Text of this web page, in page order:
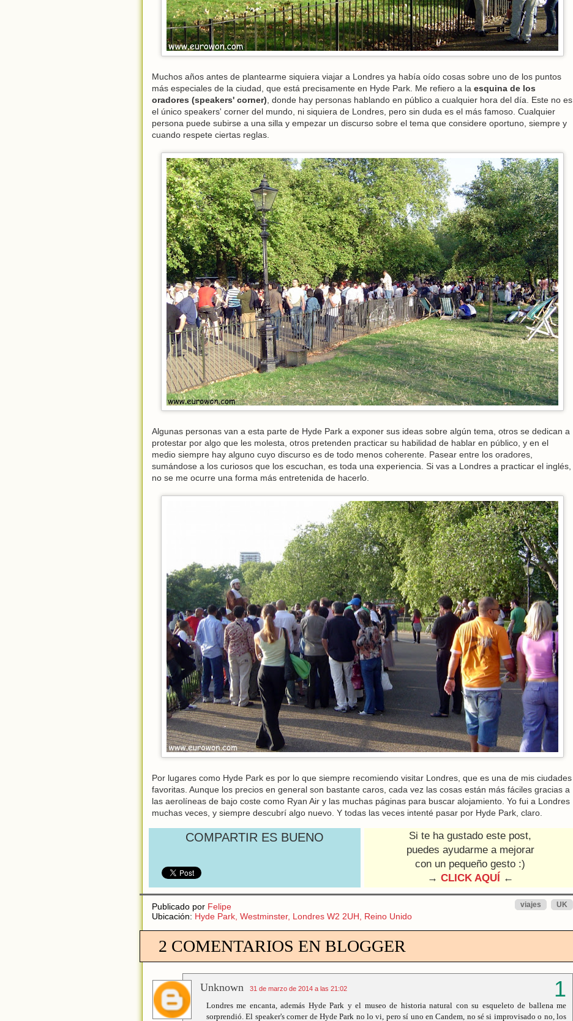
Muchos años antes de plantearme siquiera viajar a Londres ya había oído cosas sobre uno de los puntos
más especiales de la ciudad, que está precisamente en Hyde Park. Me refiero a la esquina de los
oradores (speakers' corner) , donde hay personas hablando en público a cualquier hora del día. Este no es
el único speakers' corner del mundo, ni siquiera de Londres, pero sin duda es el más famoso. Cualquier
persona puede subirse a una silla y empezar un discurso sobre el tema que considere oportuno, siempre y
cuando respete ciertas reglas.
Algunas personas van a esta parte de Hyde Park a exponer sus ideas sobre algún tema, otros se dedican a
protestar por algo que les molesta, otros pretenden practicar su habilidad de hablar en público, y en el
medio siempre hay alguno cuyo discurso es de todo menos coherente. Pasear entre los oradores,
sumándose a los curiosos que los escuchan, es toda una experiencia. Si vas a Londres a practicar el inglés,
no se me ocurre una forma más entretenida de hacerlo.
Por lugares como Hyde Park es por lo que siempre recomiendo visitar Londres, que es una de mis ciudades
favoritas. Aunque los precios en general son bastante caros, cada vez las cosas están más fáciles gracias a
las aerolíneas de bajo coste como Ryan Air y las muchas páginas para buscar alojamiento. Yo fui a Londres
muchas veces, y siempre descubrí algo nuevo. Y todas las veces intenté pasar por Hyde Park, claro.
COMPARTIR ES BUENO
Si te ha gustado este post,
puedes ayudarme a mejorar
con un pequeño gesto :)
→ CLICK AQUÍ ←
Publicado por Felipe UK
viajes
Ubicación: Hyde Park, Westminster, Londres W2 2UH, Reino Unido
2 COMENTARIOS EN BLOGGER
Unknown 31 de marzo de 2014 a las 21:02
Londres me encanta, además Hyde Park y el museo de historia natural con su esqueleto de ballena me
sorprendió. El speaker's corner de Hyde Park no lo vi, pero sí uno en Candem, no sé si improvisado o no, los